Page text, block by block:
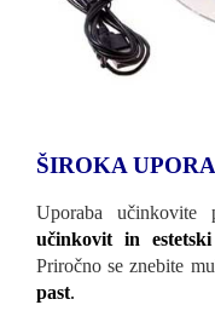
ŠIROKA
Uporaba
učinkovit in
Priročno se znebite
past.